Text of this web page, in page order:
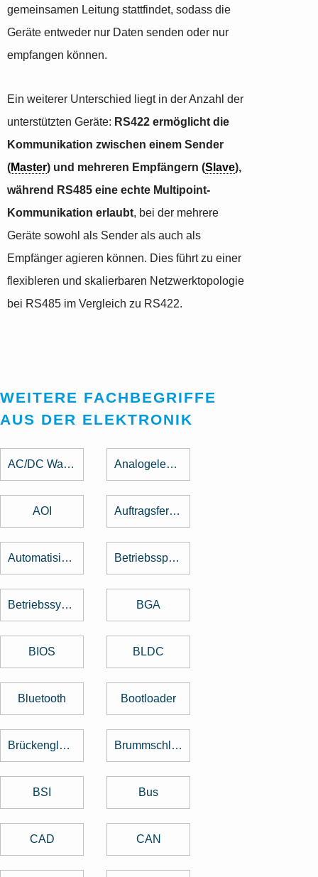
gemeinsamen Leitung stattfindet, sodass die
Geräte entweder nur Daten senden oder nur
empfangen können.
Ein weiterer Unterschied liegt in der Anzahl der
unterstützten Geräte: RS422 ermöglicht die
Kommunikation zwischen einem Sender
(Master) und mehreren Empfängern (Slave),
während RS485 eine echte Multipoint-
Kommunikation erlaubt, bei der mehrere
Geräte sowohl als Sender als auch als
Empfänger agieren können. Dies führt zu einer
flexibleren und skalierbaren Netzwerktopologie
bei RS485 im Vergleich zu RS422.
WEITERE FACHBEGRIFFE
AUS DER ELEKTRONIK
AC/DC Wandler Analogelektronik
AOI Auftragsfertigung
Automatisierung Betriebsspannung
Betriebssystem BGA
BIOS BLDC
Bluetooth Bootloader
Brückengleichrichter Brummschleifen
BSI Bus
CAD CAN